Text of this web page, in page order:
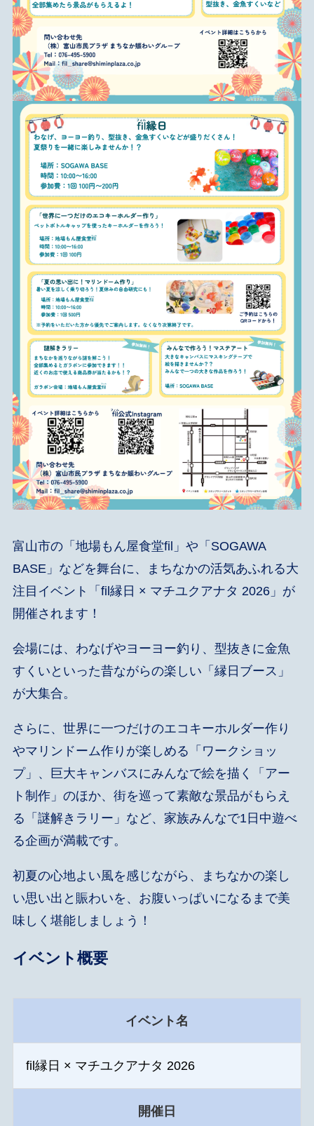
富山市の「地場もん屋食堂fil」や「SOGAWA
BASE」などを舞台に、まちなかの活気あふれる大
注目イベント「fil縁日 × マチユクアナタ 2026」が
開催されます！
会場には、わなげやヨーヨー釣り、型抜きに金魚
すくいといった昔ながらの楽しい「縁日ブース」
が大集合。
さらに、世界に一つだけのエコキーホルダー作り
やマリンドーム作りが楽しめる「ワークショッ
プ」、巨大キャンバスにみんなで絵を描く「アー
ト制作」のほか、街を巡って素敵な景品がもらえ
る「謎解きラリー」など、家族みんなで1日中遊べ
る企画が満載です。
初夏の心地よい風を感じながら、まちなかの楽し
い思い出と賑わいを、お腹いっぱいになるまで美
味しく堪能しましょう！
イベント概要
イベント名
fil縁日 × マチユクアナタ 2026
開催日